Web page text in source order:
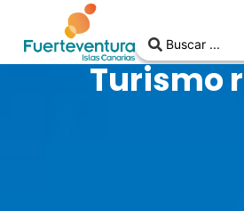
Turismo